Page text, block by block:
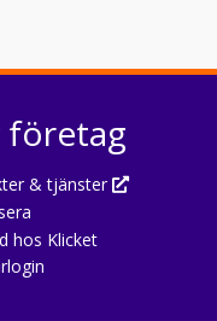
företag
& tjänster
hos Klicket